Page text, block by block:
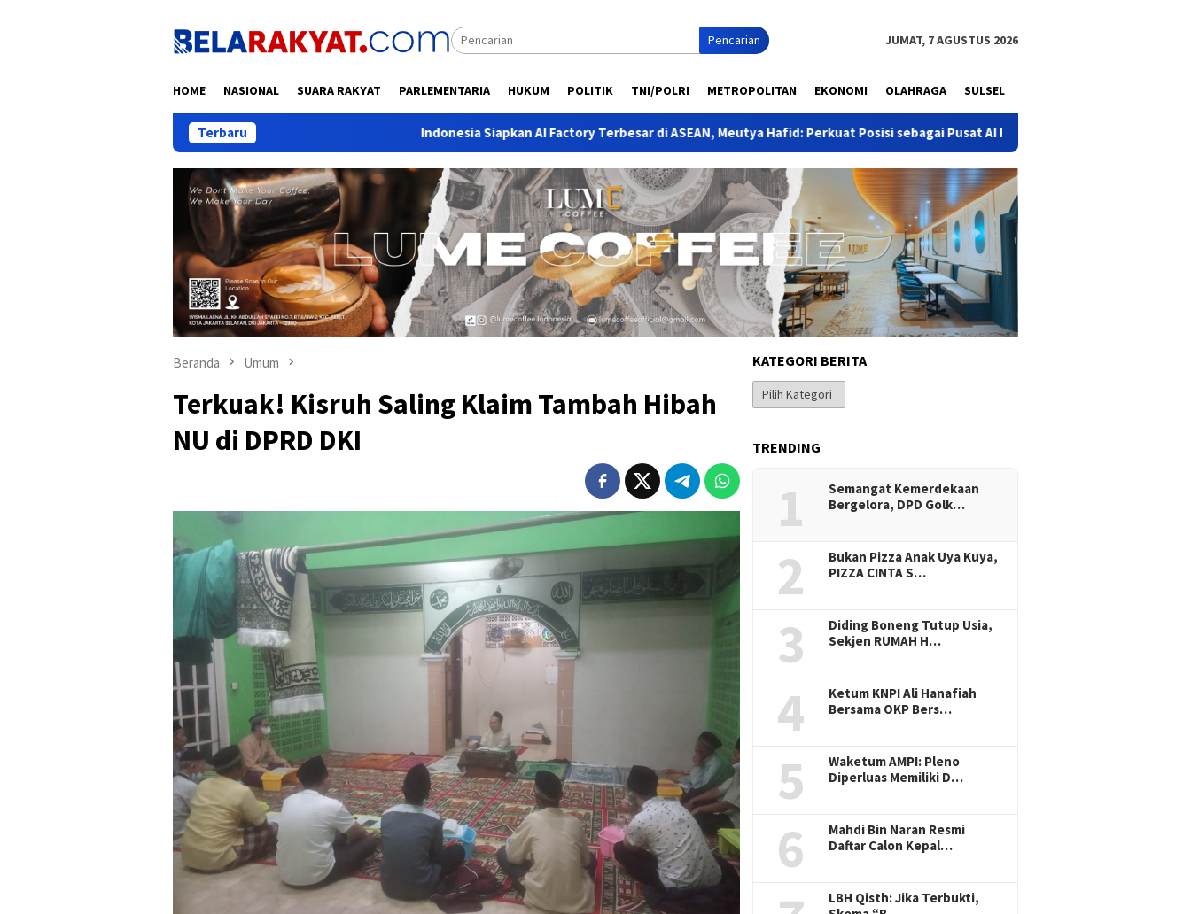
Pencarian JUMAT, 7 AGUSTUS 2026
HOME NASIONAL SUARA RAKYAT PARLEMENTARIA HUKUM POLITIK TNI/POLRI METROPOLITAN EKONOMI OLAHRAGA SULSEL
Terbaru Indonesia Siapkan AI Factory Terbesar di ASEAN, Meutya Hafid: Perkuat Posisi sebagai Pusat AI Regional
Beranda Umum
Terkuak! Kisruh Saling Klaim Tambah Hibah
NU di DPRD DKI
KATEGORI BERITA
Kategori
Berita
TRENDING
1
Semangat Kemerdekaan
Bergelora, DPD Golk…
2
Bukan Pizza Anak Uya Kuya,
PIZZA CINTA S…
3
Diding Boneng Tutup Usia,
Sekjen RUMAH H…
4
Ketum KNPI Ali Hanafiah
Bersama OKP Bers…
5
Waketum AMPI: Pleno
Diperluas Memiliki D…
6
Mahdi Bin Naran Resmi
Daftar Calon Kepal…
LBH Qisth: Jika Terbukti,